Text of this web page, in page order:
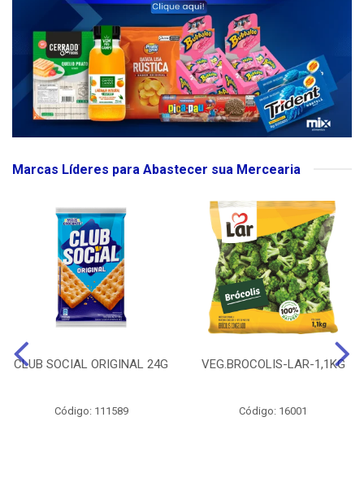
Marcas Líderes para Abastecer sua Mercearia
CLUB SOCIAL ORIGINAL 24G
Código: 111589
VEG.BROCOLIS-LAR-1,1KG
Código: 16001